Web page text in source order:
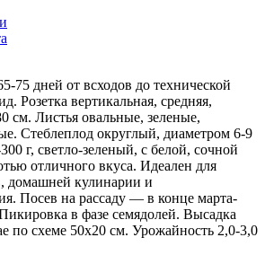
75 дней от всходов до технической
Розетка вертикальная, средняя,
см. Листья овальные, зеленые,
Стеблеплод округлый, диаметром 6-9
г, светло-зеленый, с белой, сочной
отличного вкуса. Идеален для
домашней кулинарии и
Посев на рассаду — в конце марта-
в фазе семядолей. Высадка
по схеме 50х20 см. Урожайность 2,0-3,0